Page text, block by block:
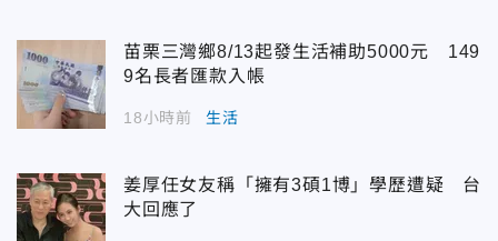
苗栗三灣鄉8/13起發生活補助5000元 149
9名長者匯款入帳
18小時前 生活
姜厚任女友稱「擁有3碩1博」學歷遭疑 台
大回應了